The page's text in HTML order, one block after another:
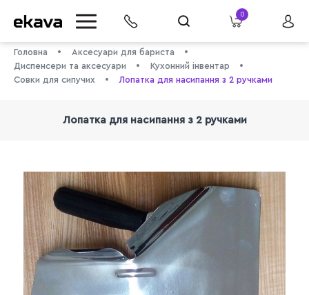
info@ekava.com.ua
0
Головна
Аксесуари для бариста
Диспенсери та аксесуари
Кухонний інвентар
Совки для сипучих
Лопатка для насипання з 2 ручками
Лопатка для насипання з 2 ручками